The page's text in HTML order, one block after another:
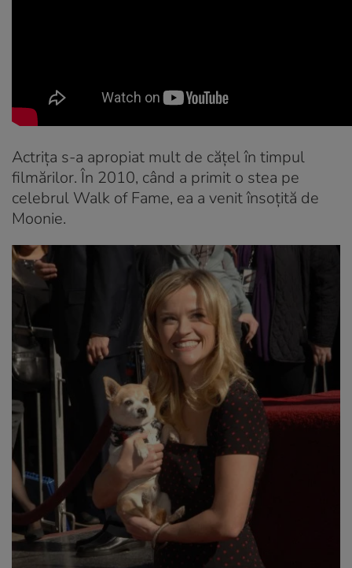
Actrița s-a apropiat mult de cățel în timpul
filmărilor. În 2010, când a primit o stea pe
celebrul Walk of Fame, ea a venit însoțită de
Moonie.